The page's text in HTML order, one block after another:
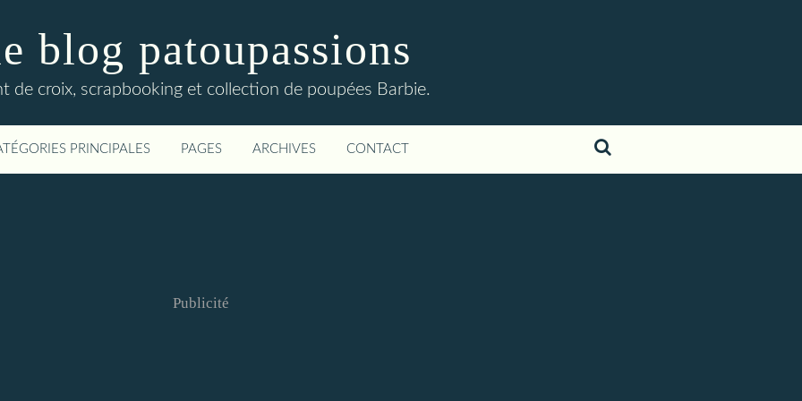
blog patoupassions
de croix, scrapbooking et collection de poupées Barbie.
PRINCIPALES PAGES ARCHIVES CONTACT
Publicité